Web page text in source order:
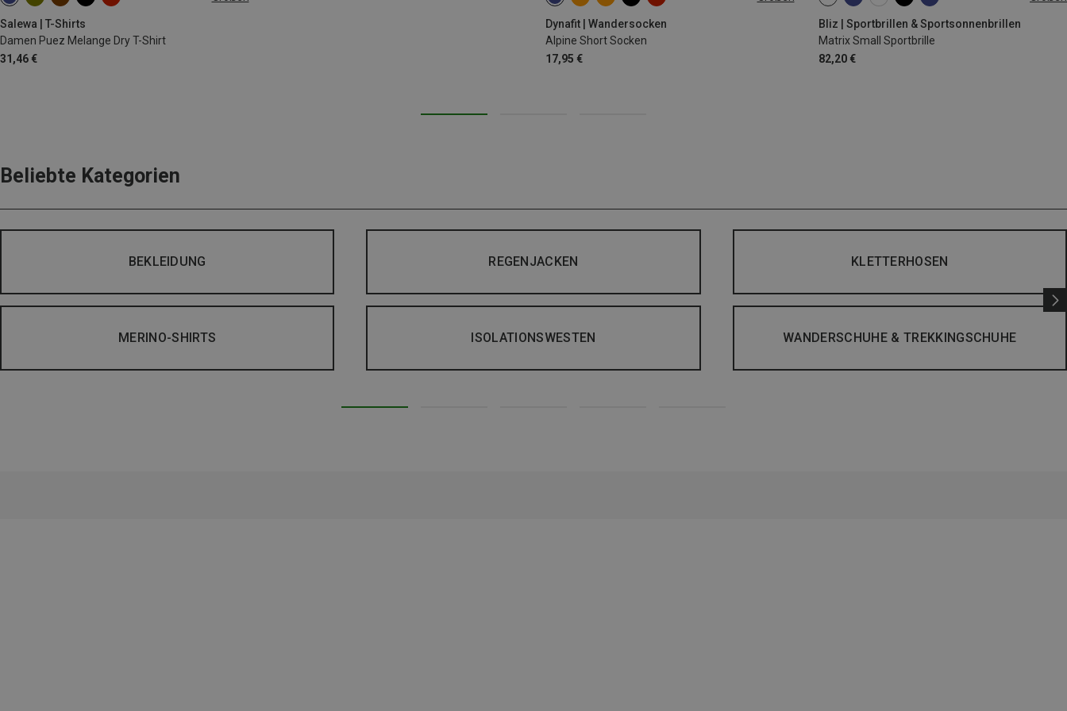
Salewa | T-Shirts
Damen Puez Melange Dry T-Shirt
31,46 €
M L XL XXL
Dynafit | Wandersocken
Alpine Short Socken
17,95 €
35|36|37|38 39|40|41|42
Bliz | Sportbrillen & Sportsonnenbrillen
Matrix Small Sportbrille
82,20 €
ONE SIZE
Beliebte Kategorien
BEKLEIDUNG REGENJACKEN KLETTERHOSEN
MERINO-SHIRTS ISOLATIONSWESTEN WANDERSCHUHE & TREKKINGSCHUHE